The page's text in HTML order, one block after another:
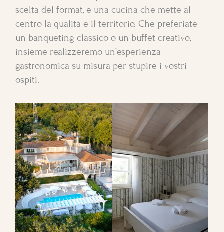
scelta del format, e una cucina che mette al
centro la qualità e il territorio. Che preferiate
un banqueting classico o un buffet creativo,
insieme realizzeremo un’esperienza
gastronomica su misura per stupire i vostri
ospiti.